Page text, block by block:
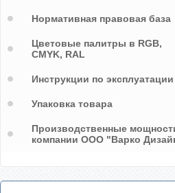
Нормативная правовая база
Цветовые палитры в RGB,
CMYK, RAL
Инструкции по эксплуатации
Упаковка товара
Производственные
компании ООО "Варко